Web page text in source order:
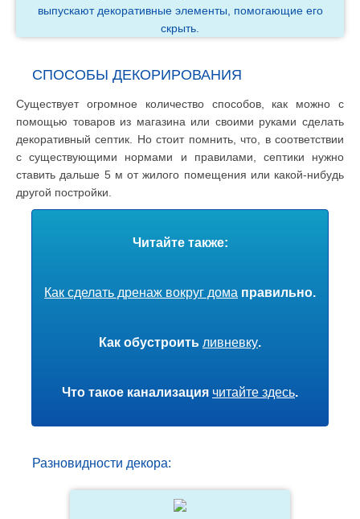
выпускают декоративные элементы, помогающие его
скрыть.
СПОСОБЫ ДЕКОРИРОВАНИЯ
Существует огромное количество способов, как можно с
помощью товаров из магазина или своими руками сделать
декоративный септик. Но стоит помнить, что, в соответствии
с существующими нормами и правилами, септики нужно
ставить дальше 5 м от жилого помещения или какой-нибудь
другой постройки.
Читайте также:
Как сделать дренаж вокруг дома правильно.
Как обустроить ливневку.
Что такое канализация читайте здесь.
Разновидности декора: